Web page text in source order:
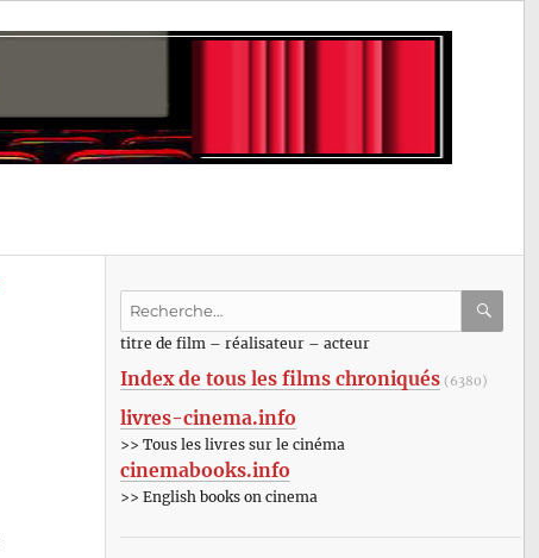
Recherche
:titre de film – réalisateur – acteur
Index de tous les films chroniqués (6380)
livres-cinema.info
>> Tous les livres sur le cinéma
cinemabooks.info
>> English books on cinema